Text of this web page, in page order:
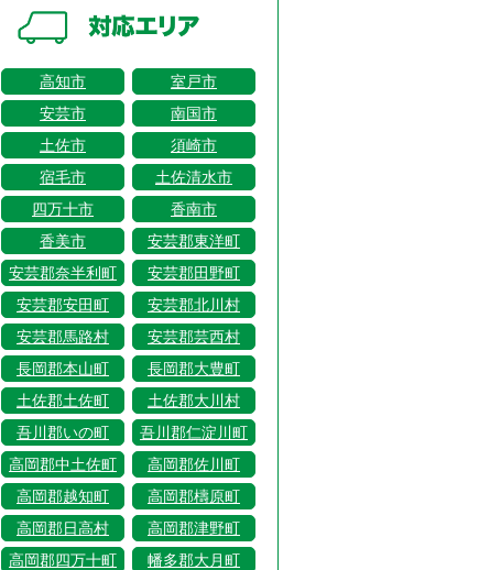
高知市
室戸市
安芸市
南国市
土佐市
須崎市
宿毛市
土佐清水市
四万十市
香南市
香美市
安芸郡東洋町
安芸郡奈半利町
安芸郡田野町
安芸郡安田町
安芸郡北川村
安芸郡馬路村
安芸郡芸西村
長岡郡本山町
長岡郡大豊町
土佐郡土佐町
土佐郡大川村
吾川郡いの町
吾川郡仁淀川町
高岡郡中土佐町
高岡郡佐川町
高岡郡越知町
高岡郡檮原町
高岡郡日高村
高岡郡津野町
高岡郡四万十町
幡多郡大月町